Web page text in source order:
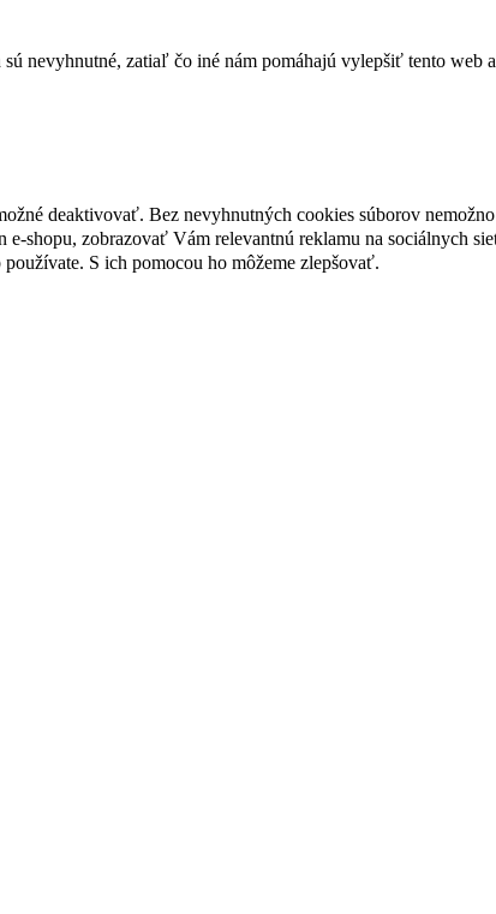
nevyhnutné, zatiaľ čo iné nám pomáhajú vylepšiť tento
deaktivovať. Bez nevyhnutných cookies súborov
shopu, zobrazovať Vám relevantnú reklamu na sociálnych
S ich pomocou ho môžeme zlepšovať.